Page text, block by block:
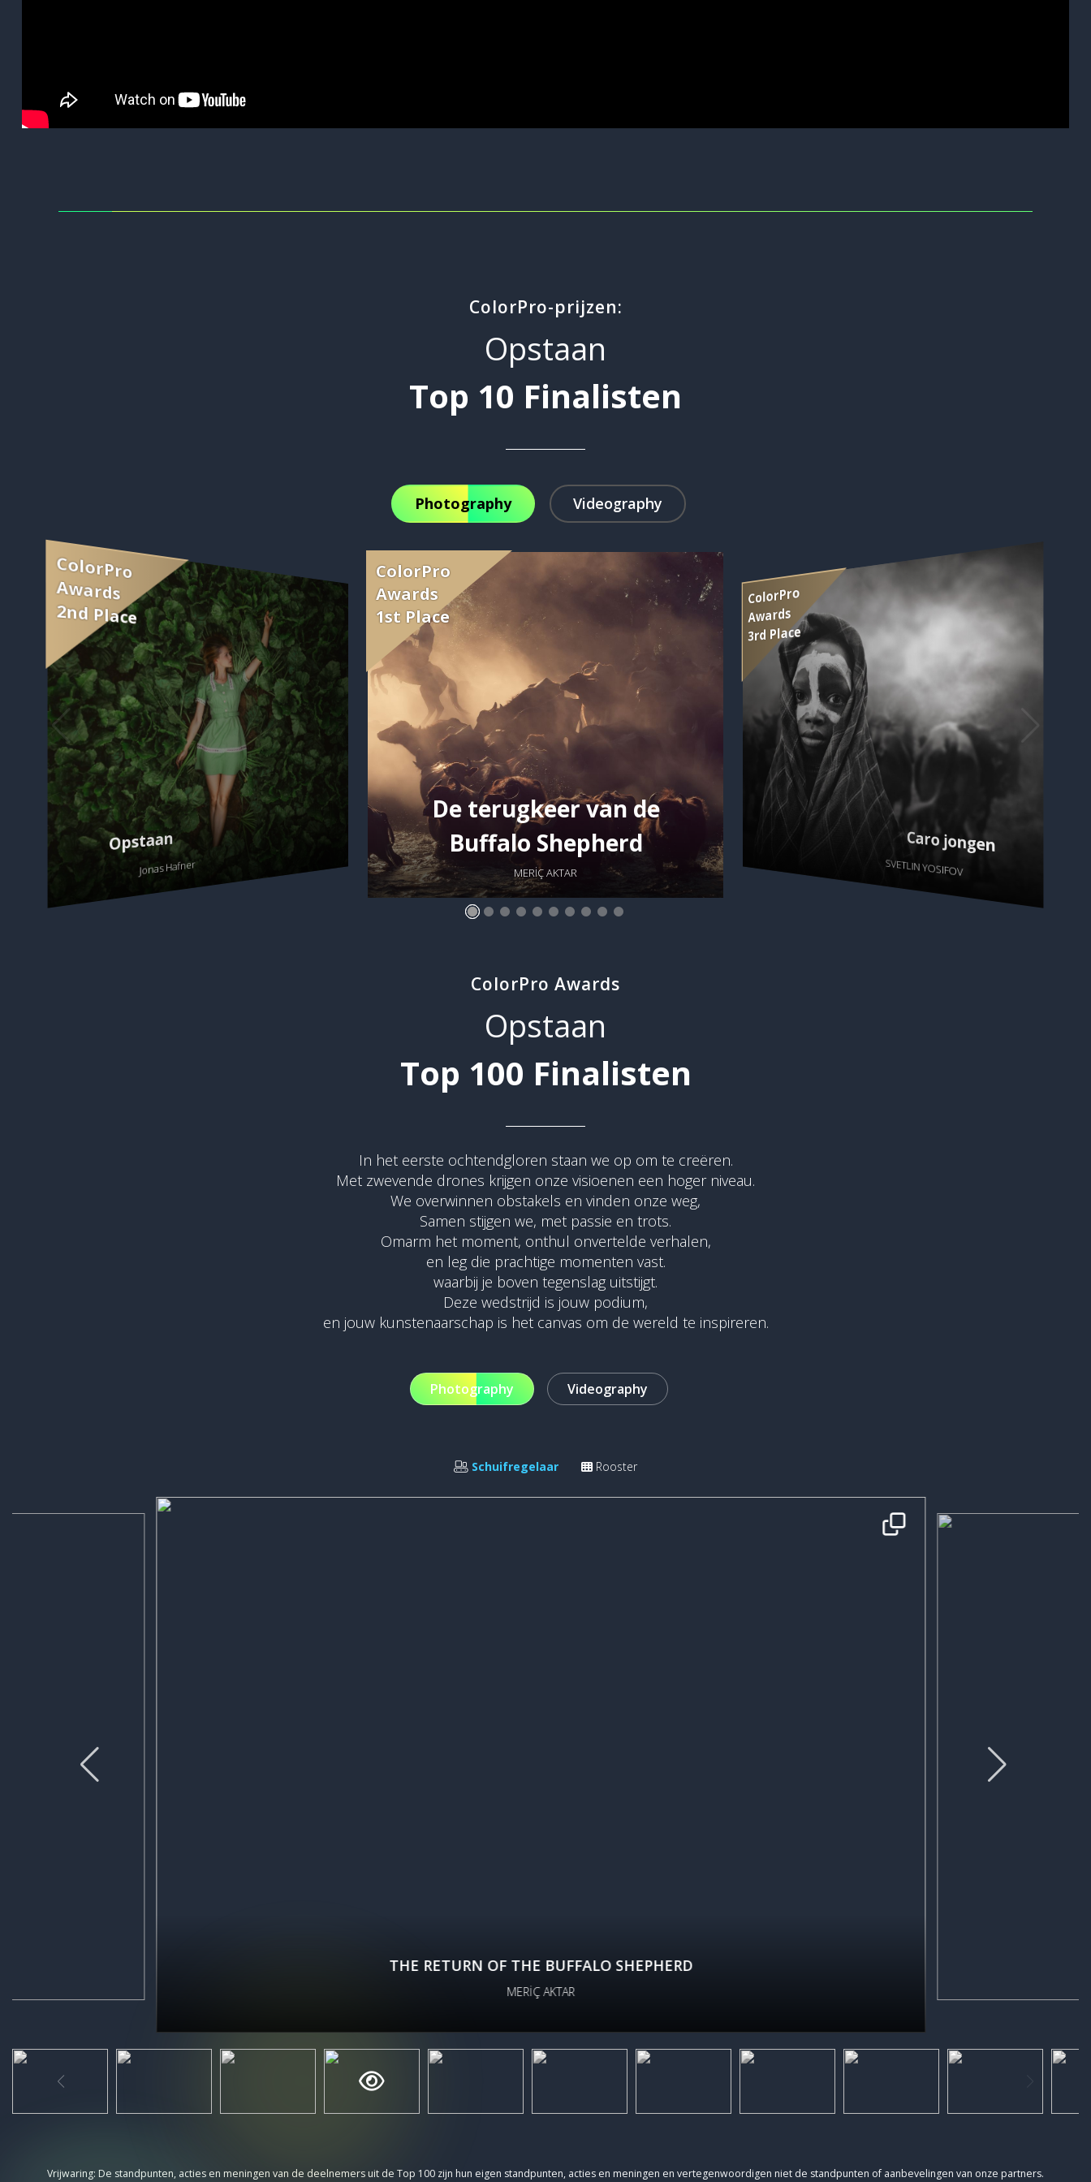
ColorPro-prijzen:
Opstaan
Top 10 Finalisten
Photography Videography
Opstaan
Jonas Hafner
De terugkeer van de
Buffalo Shepherd
MERİÇ AKTAR
Caro jongen
SVETLIN YOSIFOV
ColorPro Awards
Opstaan
Top 100 Finalisten
In het eerste ochtendgloren staan we op om te creëren.
Met zwevende drones krijgen onze visioenen een hoger niveau.
We overwinnen obstakels en vinden onze weg,
Samen stijgen we, met passie en trots.
Omarm het moment, onthul onvertelde verhalen,
en leg die prachtige momenten vast.
waarbij je boven tegenslag uitstijgt.
Deze wedstrijd is jouw podium,
en jouw kunstenaarschap is het canvas om de wereld te inspireren.
Photography Videography
Schuifregelaar Rooster
THE RETURN OF THE BUFFALO SHEPHERD
MERİÇ AKTAR
Vrijwaring: De standpunten, acties en meningen van de deelnemers uit de Top 100 zijn hun eigen standpunten, acties en meningen en vertegenwoordigen niet de standpunten of aanbevelingen van onze partners.